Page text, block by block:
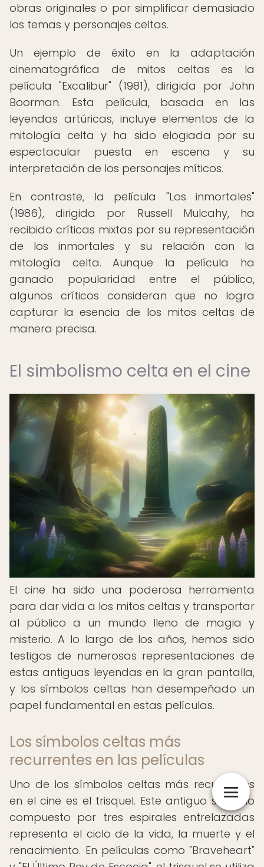
obras originales o por simplificar demasiado
los temas y personajes celtas.
Un ejemplo de éxito en la adaptación
cinematográfica de mitos celtas es la
película "Excalibur" (1981), dirigida por John
Boorman. Esta película, basada en las
leyendas artúricas, incluye elementos de la
mitología celta y ha sido elogiada por su
espectacular puesta en escena y su
interpretación de los personajes míticos.
En contraste, la película "Los inmortales"
(1986), dirigida por Russell Mulcahy, ha
recibido críticas mixtas por su representación
de los inmortales y su relación con la
mitología celta. Aunque la película ha
ganado popularidad entre el público,
algunos críticos consideran que no logra
capturar la esencia de los mitos celtas de
manera precisa.
El simbolismo celta en el cine
El cine ha sido una poderosa herramienta
para dar vida a los mitos celtas y transportar
al público a un mundo lleno de magia y
misterio. A lo largo de los años, hemos sido
testigos de numerosas representaciones de
estas antiguas leyendas en la gran pantalla,
y los símbolos celtas han desempeñado un
papel fundamental en estas películas.
Los símbolos celtas más
recurrentes en las películas
Uno de los símbolos celtas más recurrentes
en el cine es el trisquel. Este antiguo símbolo
compuesto por tres espirales entrelazadas
representa el ciclo de la vida, la muerte y el
renacimiento. En películas como "Braveheart"